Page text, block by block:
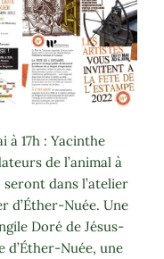
à 17h : Yacinthe
de l’animal à
seront dans l’atelier
d’Éther-Nuée. Une
Doré de Jésus-
d’Éther-Nuée, une